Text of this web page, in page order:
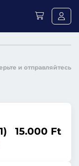
и отправляйтесь
15.000 Ft